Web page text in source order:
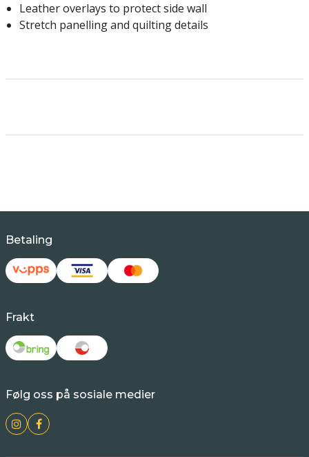
Leather overlays to protect side wall
Stretch panelling and quilting details
Betaling
Frakt
Følg oss på sosiale medier